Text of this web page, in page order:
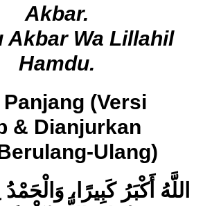
Akbar.
Akbar Wa Lillahil
Hamdu.
(Versi
& Dianjurkan
Ulang)
اللَّهُ أَكْبَرُ كَبِيرًا، وَالْحَمْدُ